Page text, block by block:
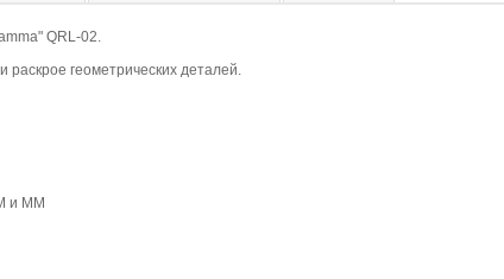
QRL-02.
раскрое геометрических деталей.
и ММ